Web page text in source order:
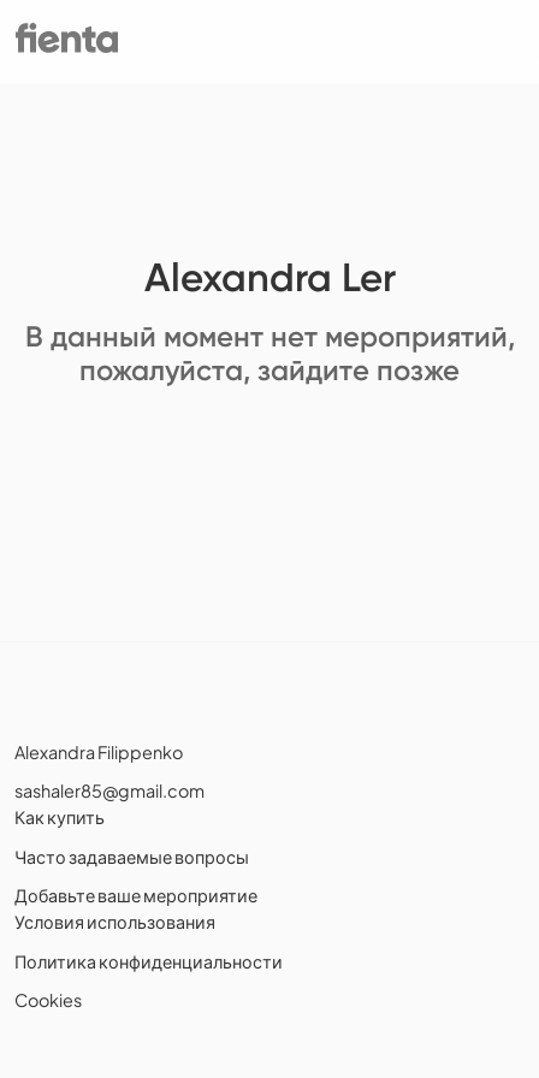
Alexandra Ler
В данный момент нет мероприятий,
пожалуйста, зайдите позже
Alexandra Filippenko
sashaler85@gmail.com
Как купить
Часто задаваемые вопросы
Добавьте ваше мероприятие
Условия использования
Политика конфиденциальности
Cookies